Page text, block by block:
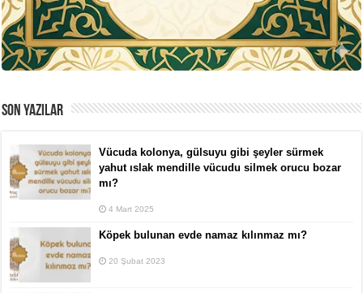
SON YAZILAR
Vücuda kolonya, gülsuyu gibi şeyler sürmek
yahut ıslak mendille vücudu silmek orucu bozar
mı?
4 Mart 2025
Köpek bulunan evde namaz kılınmaz mı?
20 Şubat 2023